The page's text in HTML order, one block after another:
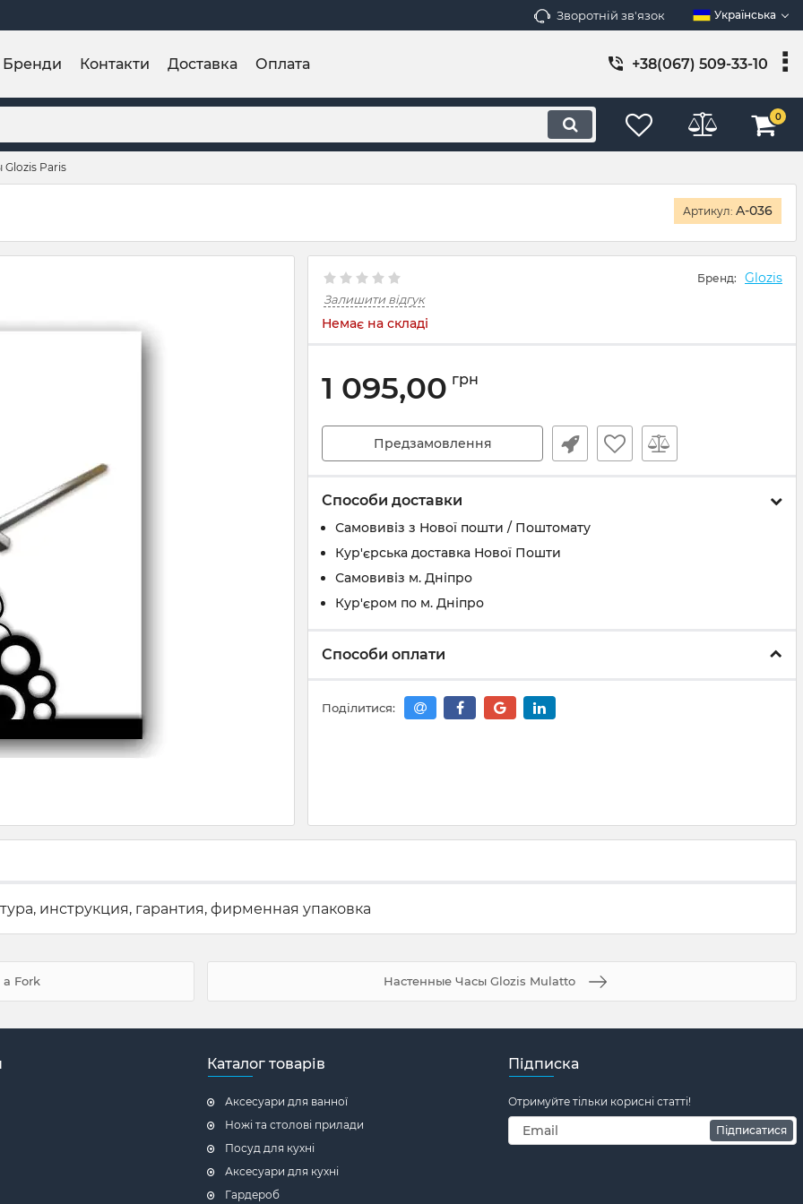
Зворотній зв'язок Українська
Бренди Контакти Доставка Оплата +38(067) 509-33-10
0
Paris
Артикул: A-036
Бренд: Glozis
Залишити відгук
Немає на складі
1 095,00 грн
Предзамовлення
Способи доставки
Самовивіз з Нової пошти / Поштомату
Кур'єрська доставка Нової Пошти
Самовивіз м. Дніпро
Кур'єром по м. Дніпро
Способи оплати
Поділитися:
инструкция, гарантия, фирменная упаковка
Fork Настенные Часы Glozis Mulatto
Каталог товарів
Аксесуари для ванної
Ножі та столові прилади
Посуд для кухні
Аксесуари для кухні
Гардероб
Підписка
Отримуйте тільки корисні статті!
Підписатися